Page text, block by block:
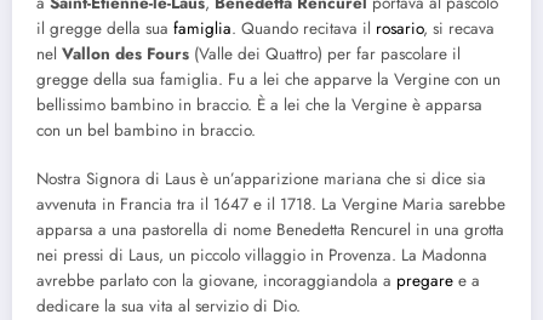
il gregge della sua famiglia. Quando recitava il rosario, si recava
nel Vallon des Fours (Valle dei Quattro) per far pascolare il
gregge della sua famiglia. Fu a lei che apparve la Vergine con un
bellissimo bambino in braccio. È a lei che la Vergine è apparsa
con un bel bambino in braccio.
Nostra Signora di Laus è un’apparizione mariana che si dice sia
avvenuta in Francia tra il 1647 e il 1718. La Vergine Maria sarebbe
apparsa a una pastorella di nome Benedetta Rencurel in una grotta
nei pressi di Laus, un piccolo villaggio in Provenza. La Madonna
avrebbe parlato con la giovane, incoraggiandola a pregare e a
dedicare la sua vita al servizio di Dio.